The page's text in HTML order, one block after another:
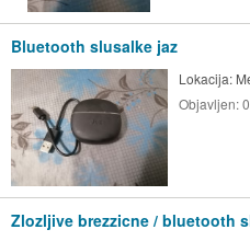
Bluetooth slusalke jaz
Lokacija:
Objavljen:
Zlozljive brezzicne / bluetooth